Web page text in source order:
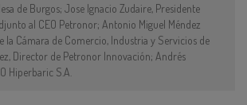
de Burgos; Jose Ignacio Zudaire, Presidente
al CEO Petronor; Antonio Miguel Méndez
la Cámara de Comercio, Industria y Servicios de
Director de Petronor Innovación; Andrés
Hiperbaric S.A.